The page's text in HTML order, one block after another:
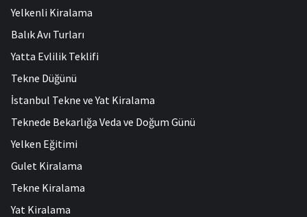
Yelkenli Kiralama
Balık Avı Turları
Yatta Evlilik Teklifi
Tekne Düğünü
İstanbul Tekne ve Yat Kiralama
Teknede Bekarlığa Veda ve Doğum Günü
Yelken Eğitimi
Gulet Kiralama
Tekne Kiralama
Yat Kiralama